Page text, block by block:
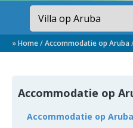
»Home/Accommodatie op Aruba
Accommodatie op
Accommodatie op Aruba